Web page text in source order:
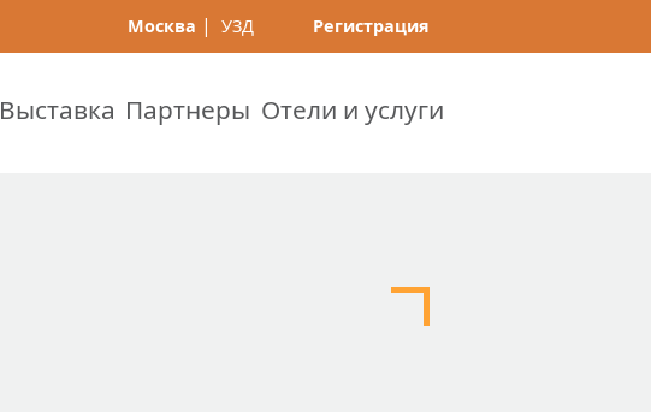
Москва | УЗД Регистрация
Выставка Партнеры Отели и услуги